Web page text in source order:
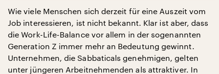
Wie viele Menschen sich derzeit für eine Auszeit vom
Job interessieren, ist nicht bekannt. Klar ist aber, dass
die Work-Life-Balance vor allem in der sogenannten
Generation Z immer mehr an Bedeutung gewinnt.
Unternehmen, die Sabbaticals genehmigen, gelten
unter jüngeren Arbeitnehmenden als attraktiver. In